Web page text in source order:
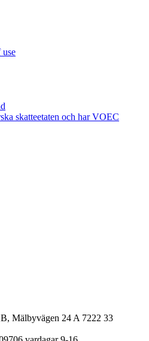
use
skatteetaten och har VOEC
Mälbyvägen 24 A 7222 33